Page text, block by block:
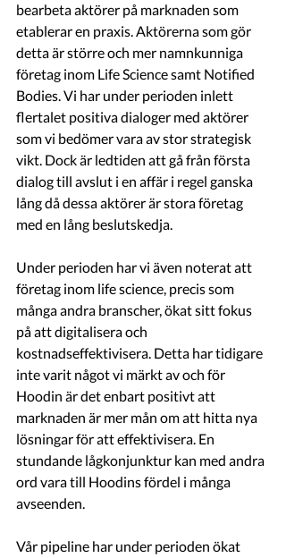
bearbeta aktörer på marknaden som
etablerar en praxis. Aktörerna som gör
detta är större och mer namnkunniga
företag inom Life Science samt Notified
Bodies. Vi har under perioden inlett
flertalet positiva dialoger med aktörer
som vi bedömer vara av stor strategisk
vikt. Dock är ledtiden att gå från första
dialog till avslut i en affär i regel ganska
lång då dessa aktörer är stora företag
med en lång beslutskedja.
Under perioden har vi även noterat att
företag inom life science, precis som
många andra branscher, ökat sitt fokus
på att digitalisera och
kostnadseffektivisera. Detta har tidigare
inte varit något vi märkt av och för
Hoodin är det enbart positivt att
marknaden är mer mån om att hitta nya
lösningar för att effektivisera. En
stundande lågkonjunktur kan med andra
ord vara till Hoodins fördel i många
avseenden.
Vår pipeline har under perioden ökat